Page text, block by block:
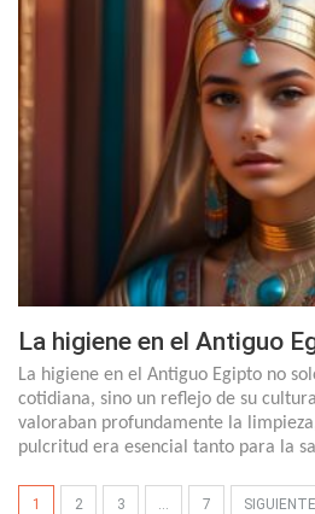
La higiene en el Antiguo
La higiene en el Antiguo Egipto no
cotidiana, sino un reflejo de su
valoraban profundamente la
pulcritud era esencial tanto para la
1 2 3 7 SIGUIENTE